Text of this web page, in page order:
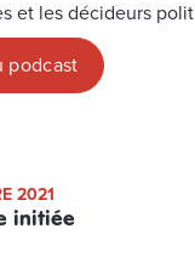
et les décideurs
podcast
2021
initiée